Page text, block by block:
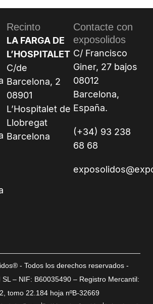
Recinto
LA FARGA DE
L’HOSPITALET
C/de
Barcelona, 2
08901
L’Hospitalet de
Llobregat
Barcelona
Contacte con
exposolidos
C/ Francisco
Giner, 27 bajos
08012
Barcelona,
España.
(+34) 93 238
68 68
- Todos los derechos reservados -
– NIF: B60035490 – Registro Mercantil:
tomo 22.184 hoja nºB-32669